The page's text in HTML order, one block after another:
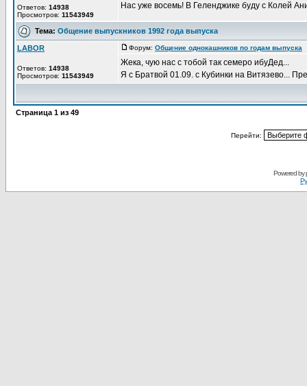
Ответов: 14938
Просмотров: 11543949
Нас уже восемь! В Геленджике буду с Колей
Тема: Общение выпускников 1992 года выпуска
LABOR
Ответов: 14938
Просмотров: 11543949
Форум: Общение однокашников по годам выпуска
Жека, чую нас с тобой так семеро ибуДед...
Я с Братвой 01.09. с Кубинки на Витязево...
Страница 1 из 49
Перейти:
Powered by